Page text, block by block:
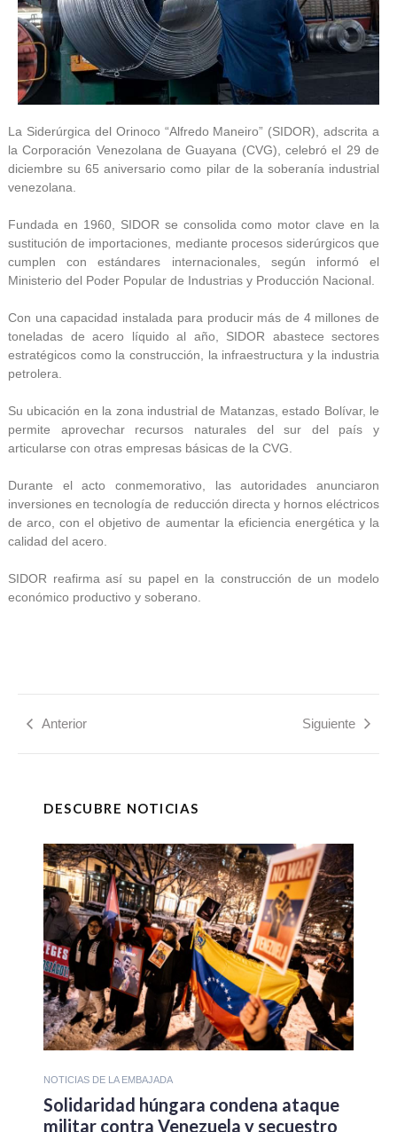
La Siderúrgica del Orinoco “Alfredo Maneiro” (SIDOR), adscrita a
la Corporación Venezolana de Guayana (CVG), celebró el 29 de
diciembre su 65 aniversario como pilar de la soberanía industrial
venezolana.
Fundada en 1960, SIDOR se consolida como motor clave en la
sustitución de importaciones, mediante procesos siderúrgicos que
cumplen con estándares internacionales, según informó el
Ministerio del Poder Popular de Industrias y Producción Nacional.
Con una capacidad instalada para producir más de 4 millones de
toneladas de acero líquido al año, SIDOR abastece sectores
estratégicos como la construcción, la infraestructura y la industria
petrolera.
Su ubicación en la zona industrial de Matanzas, estado Bolívar, le
permite aprovechar recursos naturales del sur del país y
articularse con otras empresas básicas de la CVG.
Durante el acto conmemorativo, las autoridades anunciaron
inversiones en tecnología de reducción directa y hornos eléctricos
de arco, con el objetivo de aumentar la eficiencia energética y la
calidad del acero.
SIDOR reafirma así su papel en la construcción de un modelo
económico productivo y soberano.
Anterior Siguiente
DESCUBRE NOTICIAS
NOTICIAS DE LA EMBAJADA
Solidaridad húngara condena ataque
militar contra Venezuela y secuestro